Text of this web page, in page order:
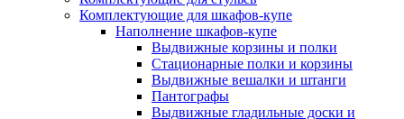
Комплектующие для шкафов-купе
Наполнение шкафов-купе
Выдвижные корзины и полки
Стационарные полки и корзины
Выдвижные вешалки и штанги
Пантографы
Выдвижные гладильные доски и